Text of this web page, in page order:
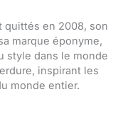
quittés en 2008, son
marque éponyme,
style dans le monde
inspirant les
monde entier.